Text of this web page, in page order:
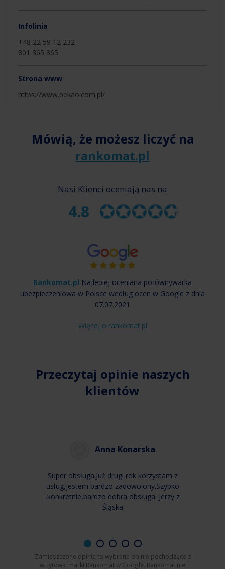
Infolinia
+48 22 59 12 232
801 365 365
Strona www
https://www.pekao.com.pl/
Mówią, że możesz liczyć na
rankomat.pl
Nasi Klienci oceniają nas na
4.8
Rankomat.pl Najlepiej oceniana porównywarka
ubezpieczeniowa w Polsce według ocen w Google z dnia
07.07.2021
Więcej o rankomat.pl
Przeczytaj opinie naszych
klientów
Anna Konarska
Super obsługa.Już drugi rok korzystam z
usług,jestem bardzo zadowolony.Szybko
,konkretnie,bardzo dobra obsługa. Jerzy z
Śląska
Zamieszczone opinie to wybrane opinie pochodzące z
wizytówki marki Rankomat w Google. Rankomat nie